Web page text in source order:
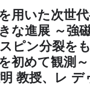
用いた次世
な進展 ～強
ピン分裂を
初めて観測
教授、レ デ